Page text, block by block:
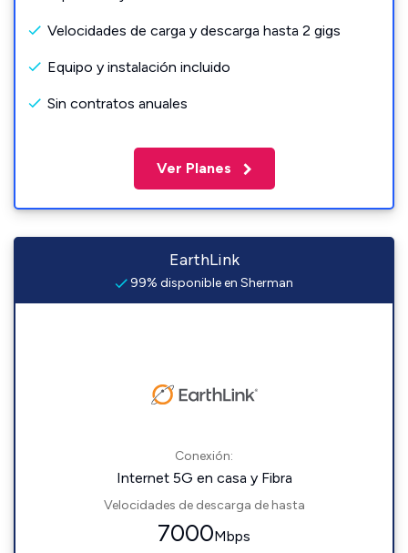
Velocidades de carga y descarga hasta 2 gigs
Equipo y instalación incluido
Sin contratos anuales
Ver Planes
EarthLink
99% disponible en Sherman
Conexión:
Internet 5G en casa y Fibra
Velocidades de descarga de hasta
7000Mbps